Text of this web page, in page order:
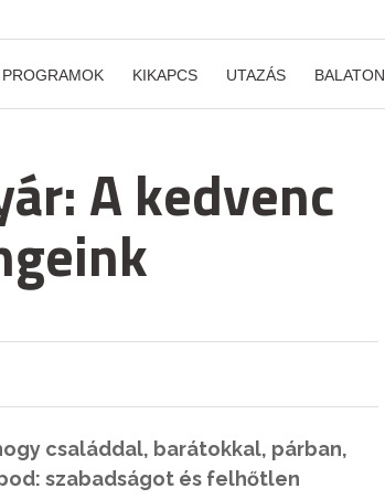
PROGRAMOK KIKAPCS UTAZÁS BALATON
A kedvenc
családdal, barátokkal, párban,
szabadságot és felhőtlen